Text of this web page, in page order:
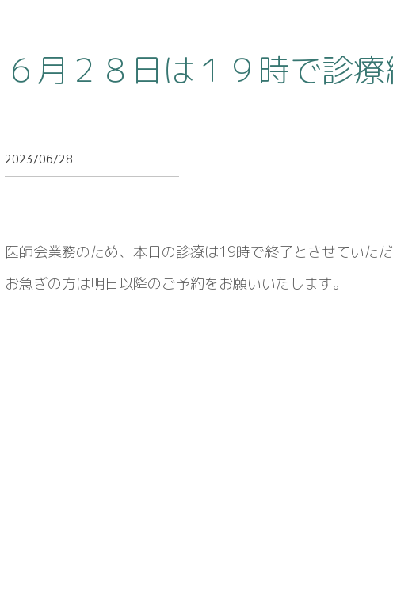
６月２８日は１９時で診療
2023/06/28
医師会業務のため、本日の診療は19時で終了とさせていただ
お急ぎの方は明日以降のご予約をお願いいたします。